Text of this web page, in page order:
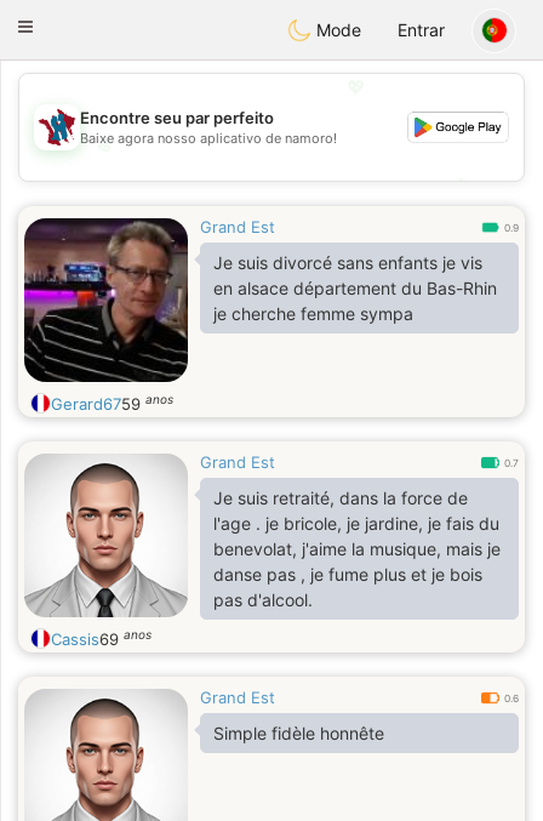
Taimerais
Toggle
Mode Entrar
💖
💕
Encontre seu par perfeito
Baixe agora nosso aplicativo de namoro!
Grand Est 0.9
Je suis divorcé sans enfants je vis
en alsace département du Bas-Rhin
je cherche femme sympa
Gerard6759 anos
Grand Est 0.7
Je suis retraité, dans la force de
l'age . je bricole, je jardine, je fais du
benevolat, j'aime la musique, mais je
danse pas , je fume plus et je bois
pas d'alcool.
Cassis69 anos
Grand Est 0.6
Simple fidèle honnête